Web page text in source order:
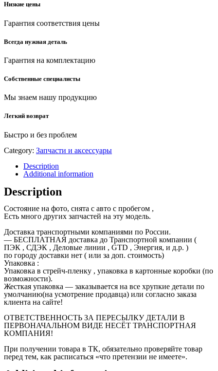
Низкие цены
Гарантия соответствия цены
Всегда нужная деталь
Гарантия на комплектацию
Собственные специалисты
Мы знаем нашу продукцию
Легкий возврат
Быстро и без проблем
Category: Запчасти и аксессуары
Description
Additional information
Description
Состояние на фото, снята с авто с пробегом ,
Есть много других запчастей на эту модель.
Доставка транспортными компаниями по России.
— БЕСПЛАТНАЯ доставка до Транспортной компании (
ПЭК , СДЭК , Деловые линии , GTD , Энергия, и д.р. )
по городу доставки нет ( или за доп. стоимость)
Упаковка :
Упаковка в стрейч-пленку , упаковка в картонные коробки (по
возможности).
Жесткая упаковка — заказывается на все хрупкие детали по
умолчанию(на усмотрение продавца) или согласно заказа
клиента на сайте!
ОТВЕТСТВЕННОСТЬ ЗА ПЕРЕСЫЛКУ ДЕТАЛИ В
ПЕРВОНАЧАЛЬНОМ ВИДЕ НЕСЁТ ТРАНСПОРТНАЯ
КОМПАНИЯ!
При получении товара в ТК, обязательно проверяйте товар
перед тем, как расписаться «что претензии не имеете».